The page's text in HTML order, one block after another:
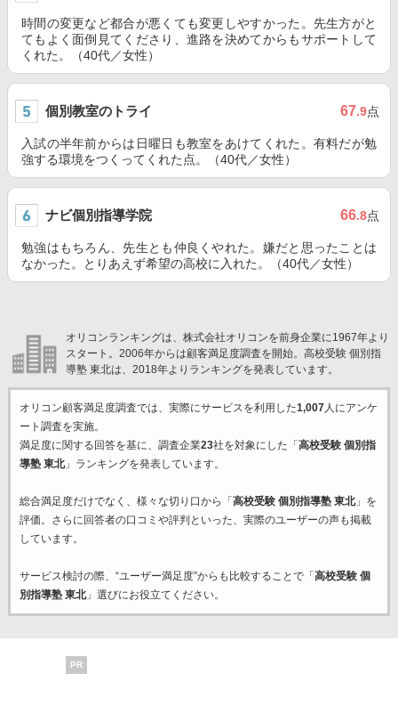
時間の変更など都合が悪くても変更しやすかった。先生方がと
てもよく面倒見てくださり、進路を決めてからもサポートして
くれた。（40代／女性）
個別教室のトライ 67.9点
入試の半年前からは日曜日も教室をあけてくれた。有料だが勉
強する環境をつくってくれた点。（40代／女性）
ナビ個別指導学院 66.8点
勉強はもちろん、先生とも仲良くやれた。嫌だと思ったことは
なかった。とりあえず希望の高校に入れた。（40代／女性）
オリコンランキングは、株式会社オリコンを前身企業に1967年より
スタート。2006年からは顧客満足度調査を開始。高校受験 個別指
導塾 東北は、2018年よりランキングを発表しています。
オリコン顧客満足度調査では、実際にサービスを利用した1,007人にアンケ
ート調査を実施。
満足度に関する回答を基に、調査企業23社を対象にした「 高校受験 個別指
導塾 東北」ランキングを発表しています。
総合満足度だけでなく、様々な切り口から「 高校受験 個別指導塾 東北」を
評価。さらに回答者の口コミや評判といった、実際のユーザーの声も掲載
しています。
サービス検討の際、“ユーザー満足度”からも比較することで「 高校受験 個
別指導塾 東北」選びにお役立てください。
PR